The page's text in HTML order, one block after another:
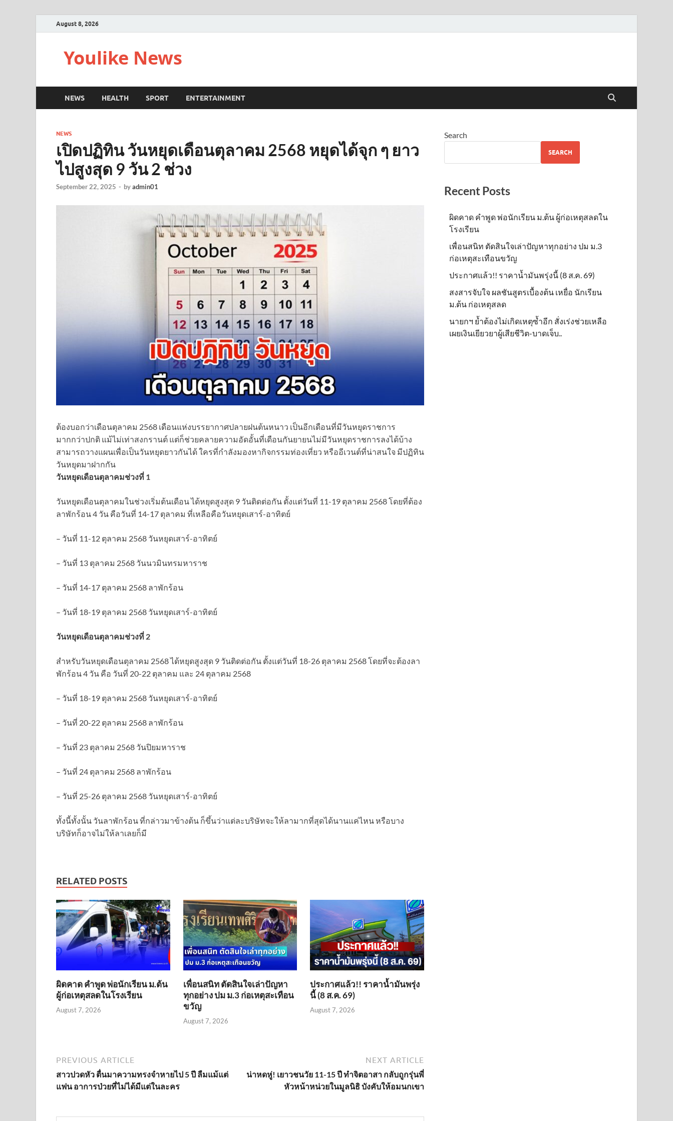
August 8, 2026
Youlike News
NEWS HEALTH SPORT ENTERTAINMENT
NEWS
เปิดปฏิทิน วันหยุดเดือนตุลาคม 2568 หยุดได้จุก ๆ ยาว
ไปสูงสุด 9 วัน 2 ช่วง
September 22, 2025 - byadmin01
ต้องบอกว่าเดือนตุลาคม 2568 เดือนแห่งบรรยากาศปลายฝนต้นหนาว เป็นอีกเดือนที่มีวันหยุดราชการ
มากกว่าปกติ แม้ไม่เท่าสงกรานต์ แต่ก็ช่วยคลายความอัดอั้นที่เดือนกันยายนไม่มีวันหยุดราชการลงได้บ้าง
สามารถวางแผนเพื่อเป็นวันหยุดยาวกันได้ ใครที่กำลังมองหากิจกรรมท่องเที่ยว หรืออีเวนต์ที่น่าสนใจ มีปฏิทิน
วันหยุดมาฝากกัน
วันหยุดเดือนตุลาคมช่วงที่ 1
วันหยุดเดือนตุลาคมในช่วงเริ่มต้นเดือน ได้หยุดสูงสุด 9 วันติดต่อกัน ตั้งแต่วันที่ 11-19 ตุลาคม 2568 โดยที่ต้อง
ลาพักร้อน 4 วัน คือวันที่ 14-17 ตุลาคม ที่เหลือคือวันหยุดเสาร์-อาทิตย์
– วันที่ 11-12 ตุลาคม 2568 วันหยุดเสาร์-อาทิตย์
– วันที่ 13 ตุลาคม 2568 วันนวมินทรมหาราช
– วันที่ 14-17 ตุลาคม 2568 ลาพักร้อน
– วันที่ 18-19 ตุลาคม 2568 วันหยุดเสาร์-อาทิตย์
วันหยุดเดือนตุลาคมช่วงที่ 2
สำหรับวันหยุดเดือนตุลาคม 2568 ได้หยุดสูงสุด 9 วันติดต่อกัน ตั้งแต่วันที่ 18-26 ตุลาคม 2568 โดยที่จะต้องลา
พักร้อน 4 วัน คือ วันที่ 20-22 ตุลาคม และ 24 ตุลาคม 2568
– วันที่ 18-19 ตุลาคม 2568 วันหยุดเสาร์-อาทิตย์
– วันที่ 20-22 ตุลาคม 2568 ลาพักร้อน
– วันที่ 23 ตุลาคม 2568 วันปิยมหาราช
– วันที่ 24 ตุลาคม 2568 ลาพักร้อน
– วันที่ 25-26 ตุลาคม 2568 วันหยุดเสาร์-อาทิตย์
ทั้งนี้ทั้งนั้น วันลาพักร้อน ที่กล่าวมาข้างต้น ก็ขึ้นว่าแต่ละบริษัทจะให้ลามากที่สุดได้นานแค่ไหน หรือบาง
บริษัทก็อาจไม่ให้ลาเลยก็มี
RELATED POSTS
ผิดคาด คำพูด พ่อนักเรียน ม.ต้น
ผู้ก่อเหตุสลดในโรงเรียน
August 7, 2026
เพื่อนสนิท ตัดสินใจเล่าปัญหา
ทุกอย่าง ปม ม.3 ก่อเหตุสะเทือน
ขวัญ
August 7, 2026
ประกาศแล้ว!! ราคาน้ำมันพรุ่ง
นี้ (8 ส.ค. 69)
August 7, 2026
PREVIOUS ARTICLE
สาวปวดหัว ตื่นมาความทรงจำหายไป 5 ปี ลืมแม้แต่
แฟน อาการป่วยที่ไม่ได้มีแต่ในละคร
NEXT ARTICLE
น่าหดหู่! เยาวชนวัย 11-15 ปี ทำจิตอาสา กลับถูกรุ่นพี่
หัวหน้าหน่วยในมูลนิธิ บังคับให้อมนกเขา
Search
SEARCH
Recent Posts
ผิดคาด คำพูด พ่อนักเรียน ม.ต้น ผู้ก่อเหตุสลดใน
โรงเรียน
เพื่อนสนิท ตัดสินใจเล่าปัญหาทุกอย่าง ปม ม.3
ก่อเหตุสะเทือนขวัญ
ประกาศแล้ว!! ราคาน้ำมันพรุ่งนี้ (8 ส.ค. 69)
สงสารจับใจ ผลชันสูตรเบื้องต้น เหยื่อ นักเรียน
ม.ต้น ก่อเหตุสลด
นายกฯ ย้ำต้องไม่เกิดเหตุซ้ำอีก สั่งเร่งช่วยเหลือ
เผยเงินเยียวยาผู้เสียชีวิต-บาดเจ็บ..